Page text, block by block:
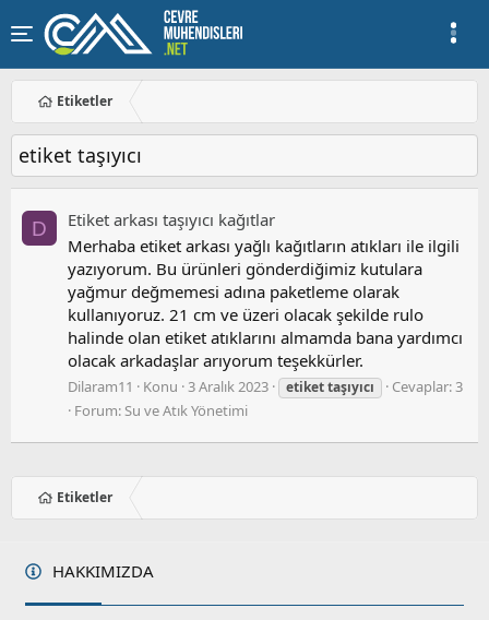
Etiketler
etiket taşıyıcı
D
Etiket arkası taşıyıcı kağıtlar
Merhaba etiket arkası yağlı kağıtların atıkları ile ilgili
yazıyorum. Bu ürünleri gönderdiğimiz kutulara
yağmur değmemesi adına paketleme olarak
kullanıyoruz. 21 cm ve üzeri olacak şekilde rulo
halinde olan etiket atıklarını almamda bana yardımcı
olacak arkadaşlar arıyorum teşekkürler.
Dilaram11 Konu 3 Aralık 2023 etikettaşıyıcı
Cevaplar: 3
Forum:Su ve Atık Yönetimi
Etiketler
HAKKIMIZDA